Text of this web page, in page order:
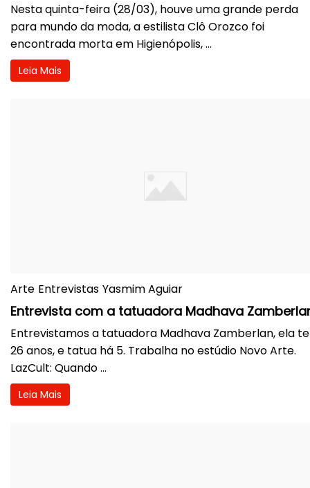
Nesta quinta-feira (28/03), houve uma grande perda
para mundo da moda, a estilista Clô Orozco foi
encontrada morta em Higienópolis, ...
Leia Mais
Arte Entrevistas Yasmim Aguiar
Entrevista com a tatuadora Madhava
Entrevistamos a tatuadora Madhava Zamberlan, ela
26 anos, e tatua há 5. Trabalha no estúdio Novo Arte.
LazCult: Quando ...
Leia Mais